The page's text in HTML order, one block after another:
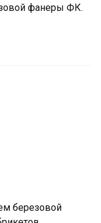
фанеры ФК.
березовой